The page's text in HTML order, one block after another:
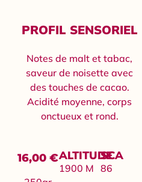
PROFIL SENSORIEL
Notes de malt et tabac,
saveur de noisette avec
des touches de cacao.
Acidité moyenne, corps
onctueux et rond.
16,00€ALTITUDE
1900 M
SCA
86